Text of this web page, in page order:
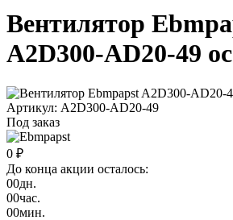
Вентилятор
A2D300-AD20-49
Артикул: A2D300-AD20-49
Под заказ
0 ₽
До конца акции осталось:
00дн.
00час.
00мин.